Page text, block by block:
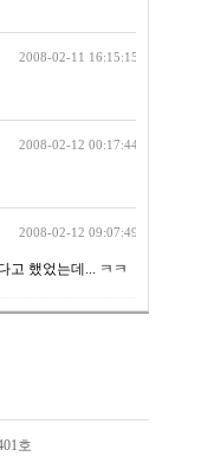
2008-02-11 16:15:15
2008-02-12 00:17:44
2008-02-12 09:07:49
고 했었는데... ㅋㅋ
호